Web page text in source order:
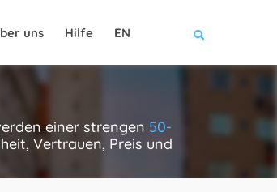
uns Hilfe EN
einer strengen 50-
Vertrauen, Preis und